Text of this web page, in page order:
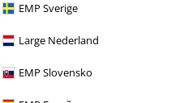
EMP Sverige
Large Nederland
EMP Slovensko